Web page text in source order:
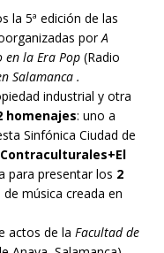
la 5ª edición de las
porA
en la Era Pop (Radio
Salamanca .
industrial y otra
homenajes: uno a
Sinfónica Ciudad de
para presentar los 2
de música creada en
actos de la Facultad de